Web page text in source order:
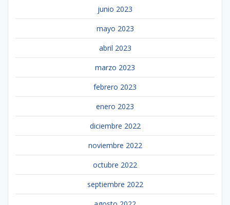
junio 2023
mayo 2023
abril 2023
marzo 2023
febrero 2023
enero 2023
diciembre 2022
noviembre 2022
octubre 2022
septiembre 2022